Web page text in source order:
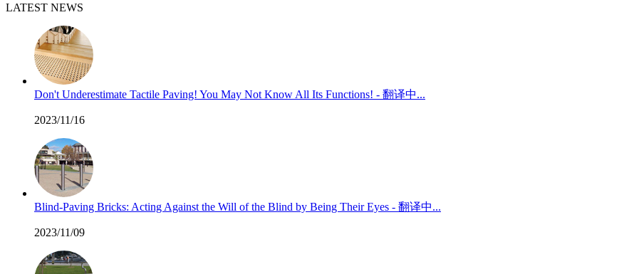
LATEST NEWS
Don't Underestimate Tactile Paving! You May Not Know All Its Functions! - 翻译中...
2023/11/16
Blind-Paving Bricks: Acting Against the Will of the Blind by Being Their Eyes - 翻译中...
2023/11/09